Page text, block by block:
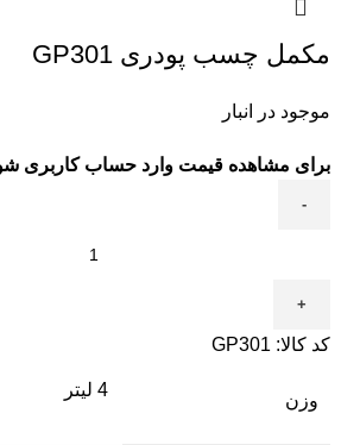
مکمل چسب پودری GP301
موجود در انبار
برای مشاهده قیمت وارد حساب کاربری
کد کالا: GP301
وزن
4 لیتر